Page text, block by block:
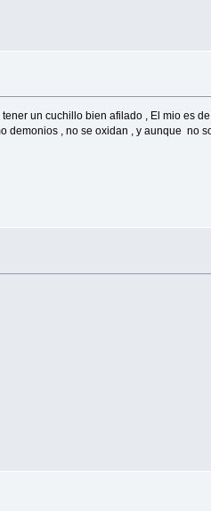
un cuchillo bien afilado , El mio es
demonios , no se oxidan , y aunque no